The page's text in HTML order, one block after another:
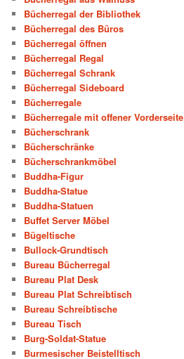
Bücherregal der Bibliothek
Bücherregal des Büros
Bücherregal öffnen
Bücherregal Regal
Bücherregal Schrank
Bücherregal Sideboard
Bücherregale
Bücherregale mit offener Vorderseite
Bücherschrank
Bücherschränke
Bücherschrankmöbel
Buddha-Figur
Buddha-Statue
Buddha-Statuen
Buffet Server Möbel
Bügeltische
Bullock-Grundtisch
Bureau Bücherregal
Bureau Plat Desk
Bureau Plat Schreibtisch
Bureau Schreibtische
Bureau Tisch
Burg-Soldat-Statue
Burmesischer Beistelltisch